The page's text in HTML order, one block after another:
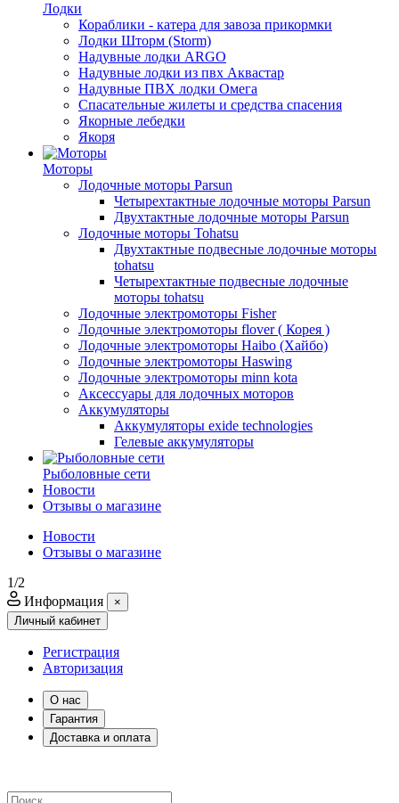
Лодки
Кораблики - катера для завоза прикормки
Лодки Шторм (Storm)
Надувные лодки ARGO
Надувные лодки из пвх Аквастар
Надувные ПВХ лодки Омега
Спасательные жилеты и средства спасения
Якорные лебедки
Якоря
Моторы
Лодочные моторы Parsun
Четырехтактные лодочные моторы Parsun
Двухтактные лодочные моторы Parsun
Лодочные моторы Tohatsu
Двухтактные подвесные лодочные моторы
tohatsu
Четырехтактные подвесные лодочные
моторы tohatsu
Лодочные электромоторы Fisher
Лодочные электромоторы flover ( Корея )
Лодочные электромоторы Haibo (Хайбо)
Лодочные электромоторы Haswing
Лодочные электромоторы minn kota
Аксессуары для лодочных моторов
Аккумуляторы
Аккумуляторы exide technologies
Гелевые аккумуляторы
Рыболовные сети
Новости
Отзывы о магазине
Новости
Отзывы о магазине
1/2
Информация
×
Личный кабинет
Регистрация
Авторизация
О нас
Гарантия
Доставка и оплата